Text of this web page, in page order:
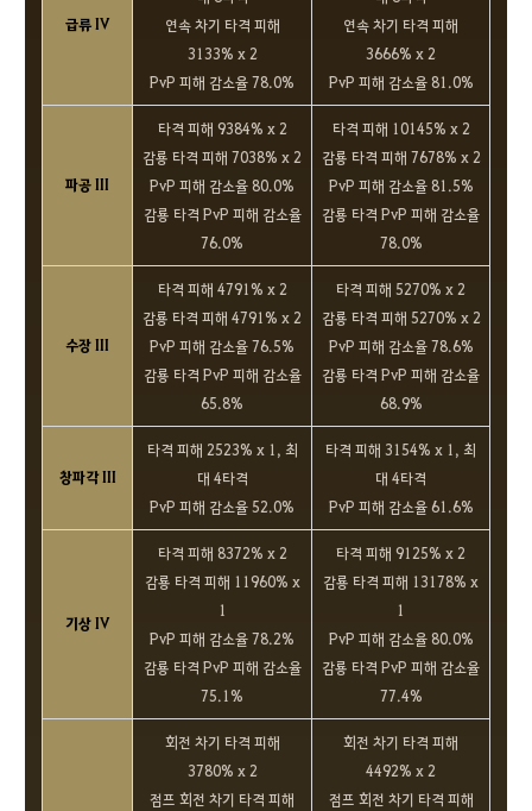
급류 IV
연속 차기 타격 피해
3133% x 2
PvP 피해 감소율 78.0%
연속 차기 타격 피해
3666% x 2
PvP 피해 감소율 81.0%
파공 III
타격 피해 9384% x 2
감룡 타격 피해 7038% x 2
PvP 피해 감소율 80.0%
감룡 타격 PvP 피해 감소율
76.0%
타격 피해 10145% x 2
감룡 타격 피해 7678% x 2
PvP 피해 감소율 81.5%
감룡 타격 PvP 피해 감소율
78.0%
수장 III
타격 피해 4791% x 2
감룡 타격 피해 4791% x 2
PvP 피해 감소율 76.5%
감룡 타격 PvP 피해 감소율
65.8%
타격 피해 5270% x 2
감룡 타격 피해 5270% x 2
PvP 피해 감소율 78.6%
감룡 타격 PvP 피해 감소율
68.9%
창파각 III
타격 피해 2523% x 1, 최
대 4타격
PvP 피해 감소율 52.0%
타격 피해 3154% x 1, 최
대 4타격
PvP 피해 감소율 61.6%
기상 IV
타격 피해 8372% x 2
감룡 타격 피해 11960% x
1
PvP 피해 감소율 78.2%
감룡 타격 PvP 피해 감소율
75.1%
타격 피해 9125% x 2
감룡 타격 피해 13178% x
1
PvP 피해 감소율 80.0%
감룡 타격 PvP 피해 감소율
77.4%
회전 차기 타격 피해
3780% x 2
점프 회전 차기 타격 피해
회전 차기 타격 피해
4492% x 2
점프 회전 차기 타격 피해